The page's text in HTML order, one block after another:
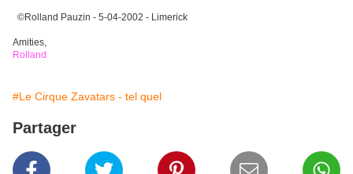
©Rolland Pauzin - 5-04-2002 - Limerick
Amities,
Rolland
#Le Cirque Zavatars - tel quel
Partager